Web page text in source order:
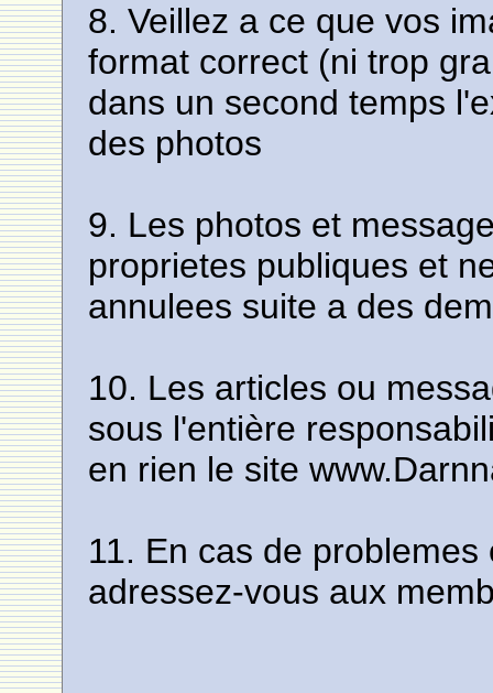
8. Veillez a ce que vos
format correct (ni trop
dans un second temps
des photos
9. Les photos et
proprietes publiques et
annulees suite a des
10. Les articles ou
sous l'entière
en rien le site
11. En cas de
adressez-vous aux